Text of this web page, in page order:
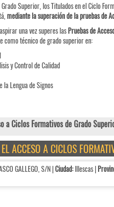
Superior, los Titulados en el Ciclo
mediante la superación de la pruebas de
una vez superes lasPruebas de
técnico de grado superior en:
y Control de Calidad
Lengua de Signos
a Ciclos Formativos de Grado
ACCESO A CICLOS
GALLEGO, S/N |Ciudad:Illescas |